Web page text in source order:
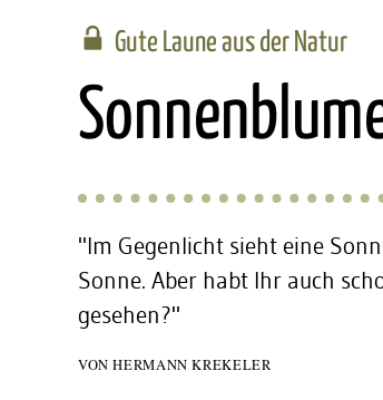
Gute Laune aus der Natur
:
"Im Gegenlicht sieht eine
Sonne. Aber habt Ihr auch
gesehen?"
VONHERMANN KREKELER